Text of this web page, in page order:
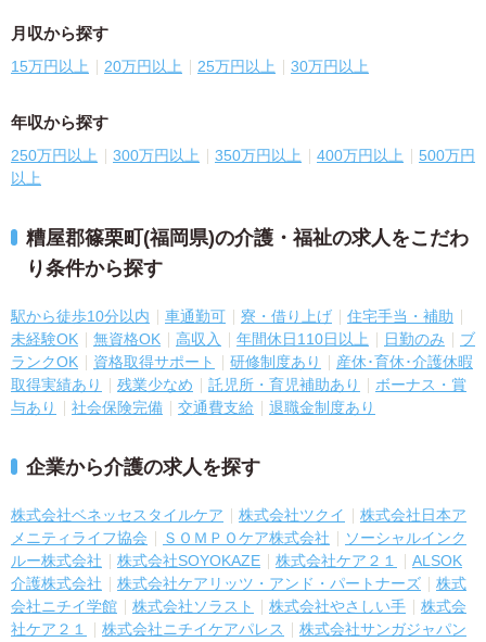
月収から探す
15万円以上 20万円以上 25万円以上 30万円以上
年収から探す
250万円以上 300万円以上 350万円以上 400万円以上
500万円
以上
糟屋郡篠栗町(福岡県)の介護・福祉の求人をこだわ
り条件から探す
駅から徒歩10分以内 車通勤可 寮・借り上げ
住宅手当・補助
未経験OK
無資格OK 高収入 年間休日110日以上 日勤のみ
ブ
ランクOK
資格取得サポート 研修制度あり
産休･育休･介護休暇
取得実績あり
残業少なめ 託児所・育児補助あり
ボーナス・賞
与あり
社会保険完備 交通費支給 退職金制度あり
企業から介護の求人を探す
株式会社ベネッセスタイルケア 株式会社ツクイ
株式会社日本ア
メニティライフ協会
ＳＯＭＰＯケア株式会社
ソーシャルインク
ルー株式会社
株式会社SOYOKAZE 株式会社ケア２１
ALSOK
介護株式会社
株式会社ケアリッツ・アンド・パートナーズ
株式
会社ニチイ学館
株式会社ソラスト 株式会社やさしい手
株式会
社ケア２１
株式会社ニチイケアパレス
株式会社サンガジャパン